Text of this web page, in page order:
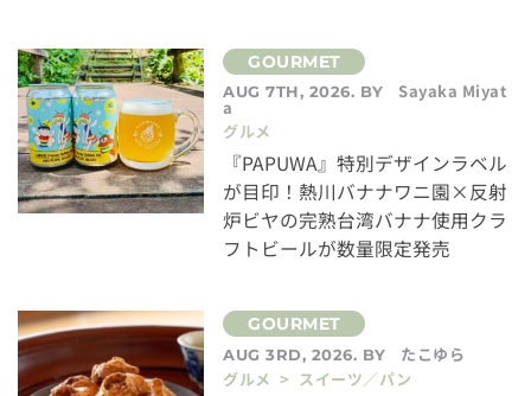
AUG 7TH, 2026. BY Sayaka Miyat
a
グルメ
『PAPUWA』特別デザインラベル
が目印！熱川バナナワニ園×反射
炉ビヤの完熟台湾バナナ使用クラ
フトビールが数量限定発売
AUG 3RD, 2026. BY
たこゆら
グルメ > スイーツ／パン